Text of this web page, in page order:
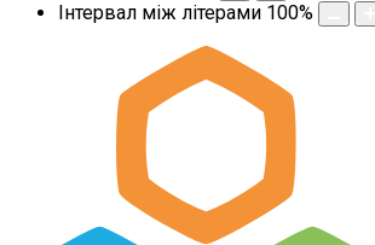
Інтервал між літерами 100%